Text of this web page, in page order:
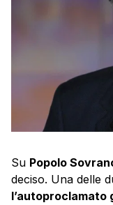
Su Popolo
deciso. Una delle
l’autoproclamato